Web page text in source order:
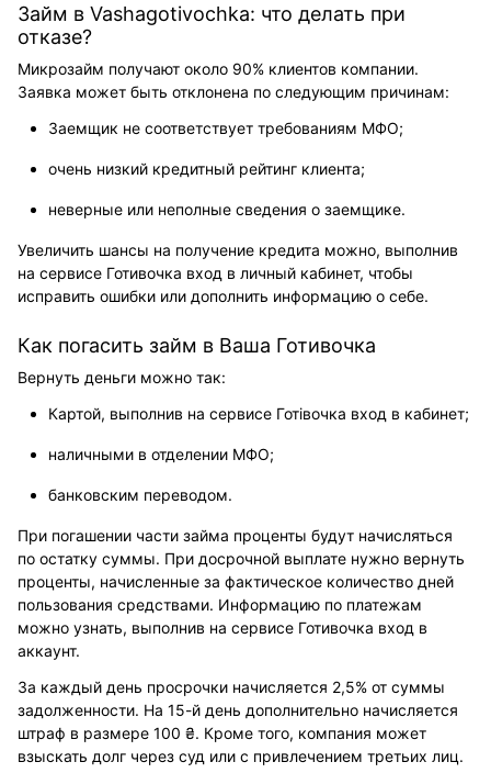
Займ в Vashagotivochka: что делать при
отказе?
Микрозайм получают около 90% клиентов компании.
Заявка может быть отклонена по следующим причинам:
Заемщик не соответствует требованиям МФО;
очень низкий кредитный рейтинг клиента;
неверные или неполные сведения о заемщике.
Увеличить шансы на получение кредита можно, выполнив
на сервисе Готивочка вход в личный кабинет, чтобы
исправить ошибки или дополнить информацию о себе.
Как погасить займ в Ваша Готивочка
Вернуть деньги можно так:
Картой, выполнив на сервисе Готівочка вход в кабинет;
наличными в отделении МФО;
банковским переводом.
При погашении части займа проценты будут начисляться
по остатку суммы. При досрочной выплате нужно вернуть
проценты, начисленные за фактическое количество дней
пользования средствами. Информацию по платежам
можно узнать, выполнив на сервисе Готивочка вход в
аккаунт.
За каждый день просрочки начисляется 2,5% от суммы
задолженности. На 15-й день дополнительно начисляется
штраф в размере 100 ₴. Кроме того, компания может
взыскать долг через суд или с привлечением третьих лиц.